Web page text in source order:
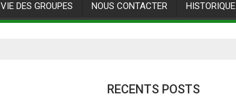
VIE DES GROUPES NOUS CONTACTER HISTORIQUE
RECENTS POSTS